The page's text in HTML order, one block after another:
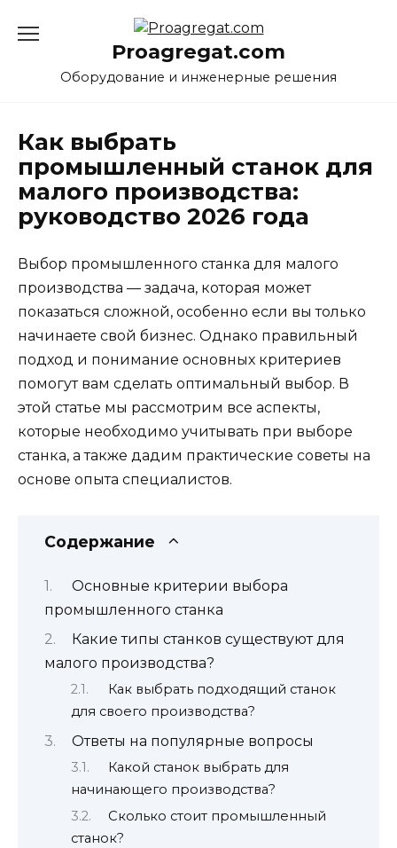
Proagregat.com
Оборудование и инженерные решения
Как выбрать
промышленный станок для
малого производства:
руководство 2026 года
Выбор промышленного станка для малого
производства — задача, которая может
показаться сложной, особенно если вы только
начинаете свой бизнес. Однако правильный
подход и понимание основных критериев
помогут вам сделать оптимальный выбор. В
этой статье мы рассмотрим все аспекты,
которые необходимо учитывать при выборе
станка, а также дадим практические советы на
основе опыта специалистов.
Содержание
Основные критерии выбора
промышленного станка
Какие типы станков существуют для
малого производства?
Как выбрать подходящий станок
для своего производства?
Ответы на популярные вопросы
Какой станок выбрать для
начинающего производства?
Сколько стоит промышленный
станок?